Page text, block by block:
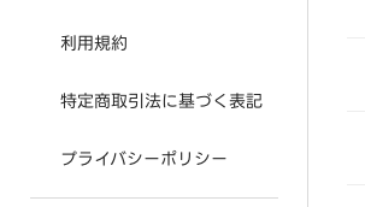
利用規約
特定商取引法に基づく表記
プライバシーポリシー